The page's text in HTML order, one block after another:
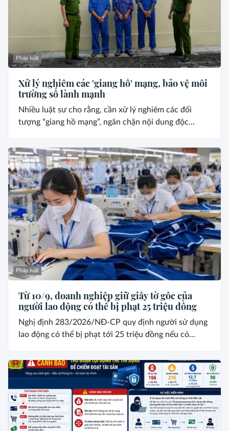
Pháp luật
Xử lý nghiêm các 'giang hồ' mạng, bảo vệ môi
trường số lành mạnh
Nhiều luật sư cho rằng, cần xử lý nghiêm các đối
tượng “giang hồ mạng”, ngăn chặn nội dung độc...
Pháp luật
Từ 10/9, doanh nghiệp giữ giấy tờ gốc của
người lao động có thể bị phạt 25 triệu đồng
Nghị định 283/2026/NĐ-CP quy định người sử dụng
lao động có thể bị phạt tới 25 triệu đồng nếu có...